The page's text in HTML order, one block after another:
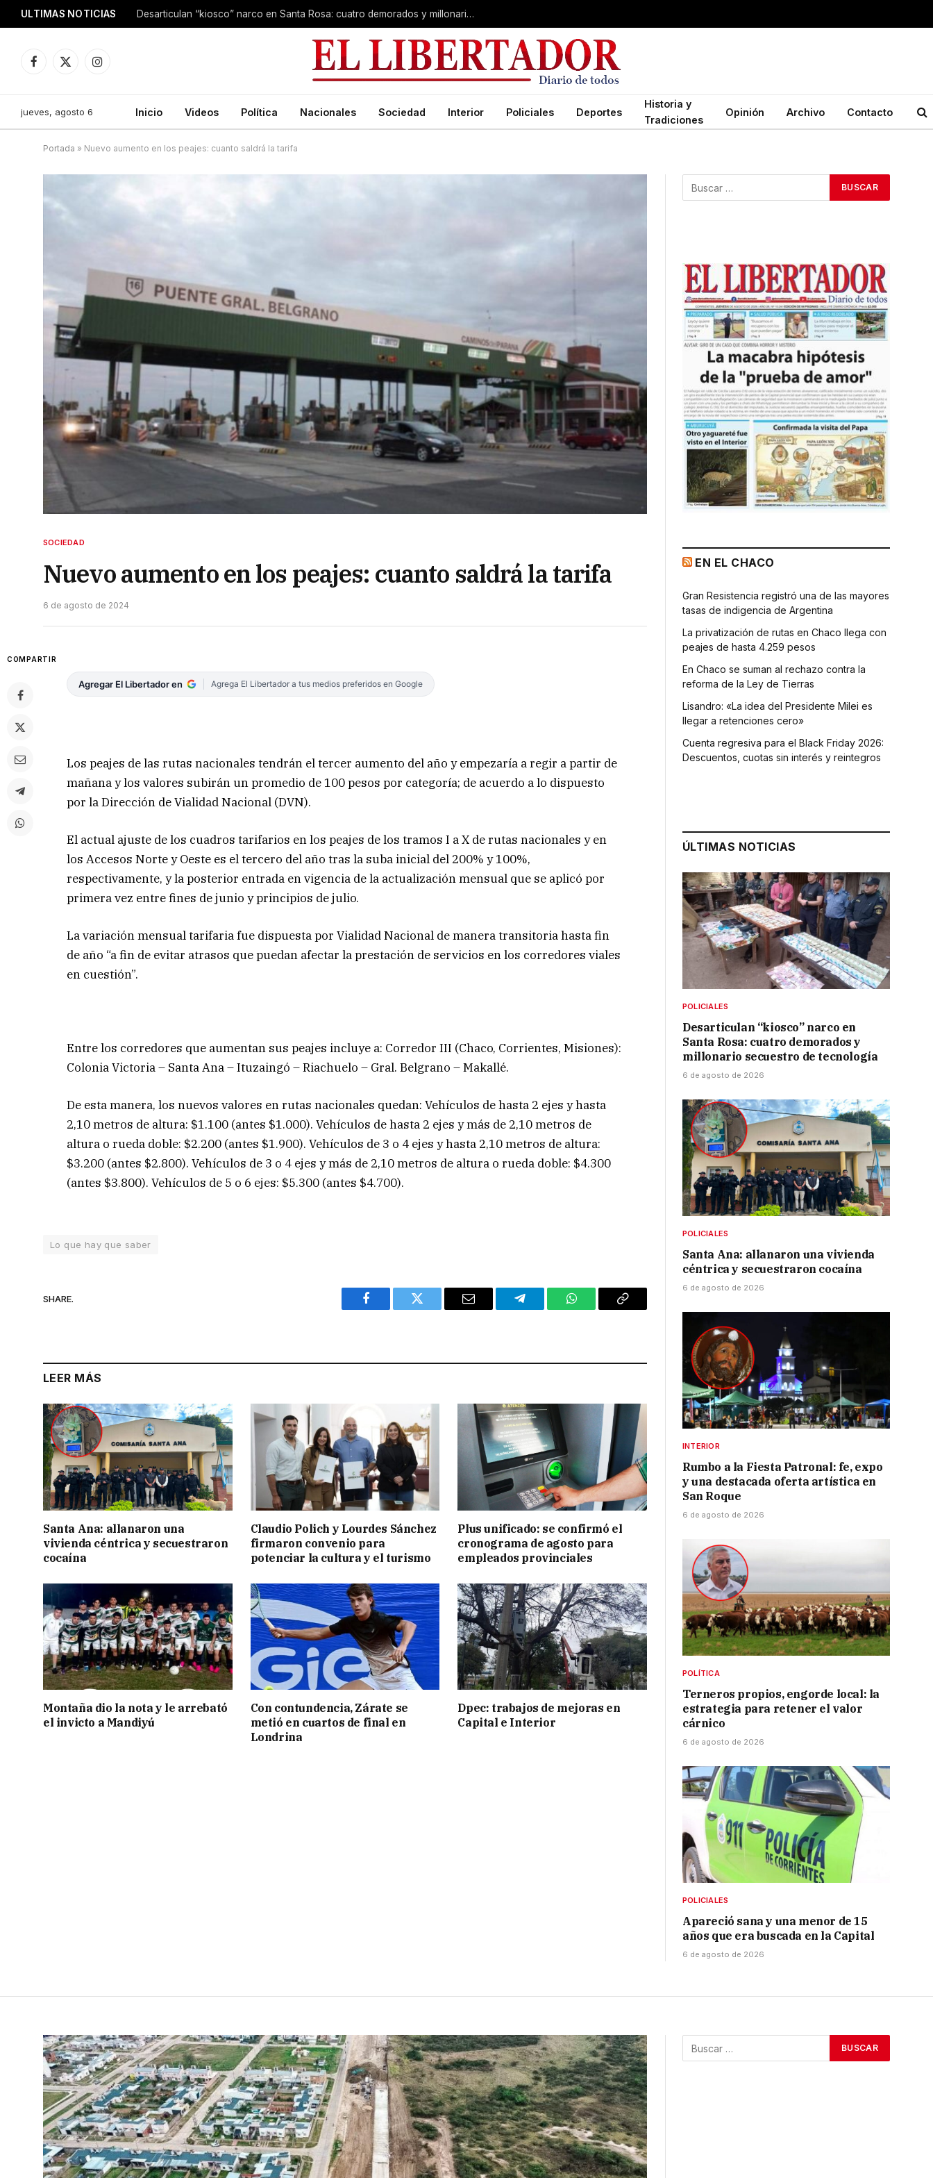
ULTIMAS NOTICIAS Desarticulan “kiosco” narco en Santa Rosa: cuatro demorados y millonario secuestro de tecnología
Facebook
X
Instagram
jueves, agosto 6 Inicio Videos Política Nacionales Sociedad Interior Policiales Deportes
Historia y
Tradiciones
Opinión Archivo Contacto
Portada » Nuevo aumento en los peajes: cuanto saldrá la tarifa
SOCIEDAD
Nuevo aumento en los peajes: cuanto saldrá la tarifa
6 de agosto de 2024
COMPARTIR
Agregar El Libertador en Agrega El Libertador a tus medios preferidos en Google
Los peajes de las rutas nacionales tendrán el tercer aumento del año y empezaría a regir a partir de
mañana y los valores subirán un promedio de 100 pesos por categoría; de acuerdo a lo dispuesto
por la Dirección de Vialidad Nacional (DVN).
El actual ajuste de los cuadros tarifarios en los peajes de los tramos I a X de rutas nacionales y en
los Accesos Norte y Oeste es el tercero del año tras la suba inicial del 200% y 100%,
respectivamente, y la posterior entrada en vigencia de la actualización mensual que se aplicó por
primera vez entre fines de junio y principios de julio.
La variación mensual tarifaria fue dispuesta por Vialidad Nacional de manera transitoria hasta fin
de año “a fin de evitar atrasos que puedan afectar la prestación de servicios en los corredores viales
en cuestión”.
Entre los corredores que aumentan sus peajes incluye a: Corredor III (Chaco, Corrientes, Misiones):
Colonia Victoria – Santa Ana – Ituzaingó – Riachuelo – Gral. Belgrano – Makallé.
De esta manera, los nuevos valores en rutas nacionales quedan: Vehículos de hasta 2 ejes y hasta
2,10 metros de altura: $1.100 (antes $1.000). Vehículos de hasta 2 ejes y más de 2,10 metros de
altura o rueda doble: $2.200 (antes $1.900). Vehículos de 3 o 4 ejes y hasta 2,10 metros de altura:
$3.200 (antes $2.800). Vehículos de 3 o 4 ejes y más de 2,10 metros de altura o rueda doble: $4.300
(antes $3.800). Vehículos de 5 o 6 ejes: $5.300 (antes $4.700).
Lo que hay que saber
SHARE.
Facebook Twitter Email Telegram WhatsAppCopy
LEER MÁS
Santa Ana: allanaron una
vivienda céntrica y secuestraron
cocaína
Claudio Polich y Lourdes Sánchez
firmaron convenio para
potenciar la cultura y el turismo
Plus unificado: se confirmó el
cronograma de agosto para
empleados provinciales
Montaña dio la nota y le arrebató
el invicto a Mandiyú
Con contundencia, Zárate se
metió en cuartos de final en
Londrina
Dpec: trabajos de mejoras en
Capital e Interior
EN EL CHACO
Gran Resistencia registró una de las mayores
tasas de indigencia de Argentina
La privatización de rutas en Chaco llega con
peajes de hasta 4.259 pesos
En Chaco se suman al rechazo contra la
reforma de la Ley de Tierras
Lisandro: «La idea del Presidente Milei es
llegar a retenciones cero»
Cuenta regresiva para el Black Friday 2026:
Descuentos, cuotas sin interés y reintegros
ÚLTIMAS NOTICIAS
POLICIALES
Desarticulan “kiosco” narco en
Santa Rosa: cuatro demorados y
millonario secuestro de tecnología
6 de agosto de 2026
POLICIALES
Santa Ana: allanaron una vivienda
céntrica y secuestraron cocaína
6 de agosto de 2026
INTERIOR
Rumbo a la Fiesta Patronal: fe, expo
y una destacada oferta artística en
San Roque
6 de agosto de 2026
POLÍTICA
Terneros propios, engorde local: la
estrategia para retener el valor
cárnico
6 de agosto de 2026
POLICIALES
Apareció sana y una menor de 15
años que era buscada en la Capital
6 de agosto de 2026